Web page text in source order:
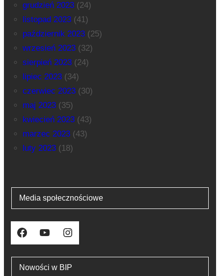
grudzień 2023(24)
listopad 2023(41)
październik 2023(25)
wrzesień 2023(32)
sierpień 2023(24)
lipiec 2023(34)
czerwiec 2023(30)
maj 2023(35)
kwiecień 2023(43)
marzec 2023(43)
luty 2023(18)
Media społecznościowe
Facebook YouTube Instagram
Nowości w BIP